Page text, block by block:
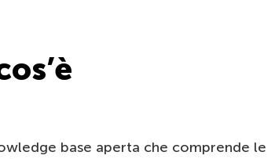
base aperta che comprende le